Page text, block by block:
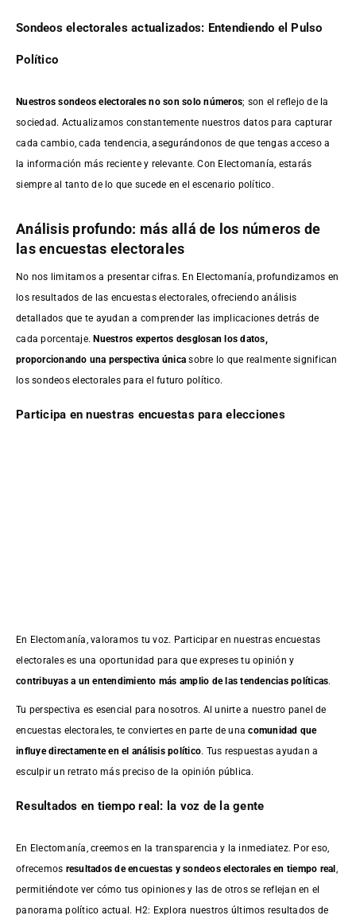
Sondeos electorales actualizados: Entendiendo el Pulso
Político
Nuestros sondeos electorales no son solo números; son el reflejo de la
sociedad. Actualizamos constantemente nuestros datos para capturar
cada cambio, cada tendencia, asegurándonos de que tengas acceso a
la información más reciente y relevante. Con Electomanía, estarás
siempre al tanto de lo que sucede en el escenario político.
Análisis profundo: más allá de los números de
las encuestas electorales
No nos limitamos a presentar cifras. En Electomanía, profundizamos en
los resultados de las encuestas electorales, ofreciendo análisis
detallados que te ayudan a comprender las implicaciones detrás de
cada porcentaje.Nuestros expertos desglosan los datos,
proporcionando una perspectiva única sobre lo que realmente significan
los sondeos electorales para el futuro político.
Participa en nuestras encuestas para elecciones
En Electomanía, valoramos tu voz. Participar en nuestras encuestas
electorales es una oportunidad para que expreses tu opinión y
contribuyas a un entendimiento más amplio de las tendencias políticas.
Tu perspectiva es esencial para nosotros. Al unirte a nuestro panel de
encuestas electorales, te conviertes en parte de unacomunidad que
influye directamente en el análisis político. Tus respuestas ayudan a
esculpir un retrato más preciso de la opinión pública.
Resultados en tiempo real: la voz de la gente
En Electomanía, creemos en la transparencia y la inmediatez. Por eso,
ofrecemos resultados deencuestas y sondeos electorales en tiempo real
permitiéndote ver cómo tus opiniones y las de otros se reflejan en el
panorama político actual. H2: Explora nuestros últimos resultados de